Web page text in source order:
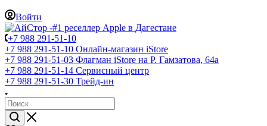
Войти
+7 988 291-51-10
+7 988 291-51-10 Онлайн-магазин iStore
+7 988 291-51-03 Флагман iStore на Р. Гамзатова, 64а
+7 988 291-51-14 Сервисный центр
+7 988 291-51-30 Трейд-ин